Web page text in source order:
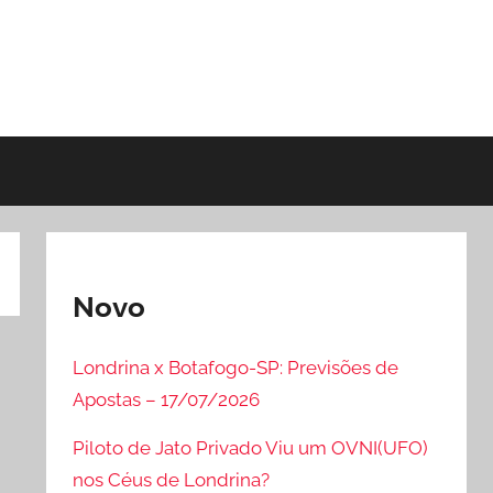
Novo
Londrina x Botafogo-SP: Previsões de
Apostas – 17/07/2026
Piloto de Jato Privado Viu um OVNI(UFO)
nos Céus de Londrina?